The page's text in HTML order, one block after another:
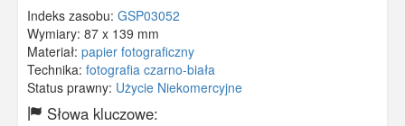
Indeks zasobu: GSP03052
Wymiary: 87 x 139 mm
Materiał: papier fotograficzny
Technika: fotografia czarno-biała
Status prawny: Użycie Niekomercyjne
Słowa kluczowe: